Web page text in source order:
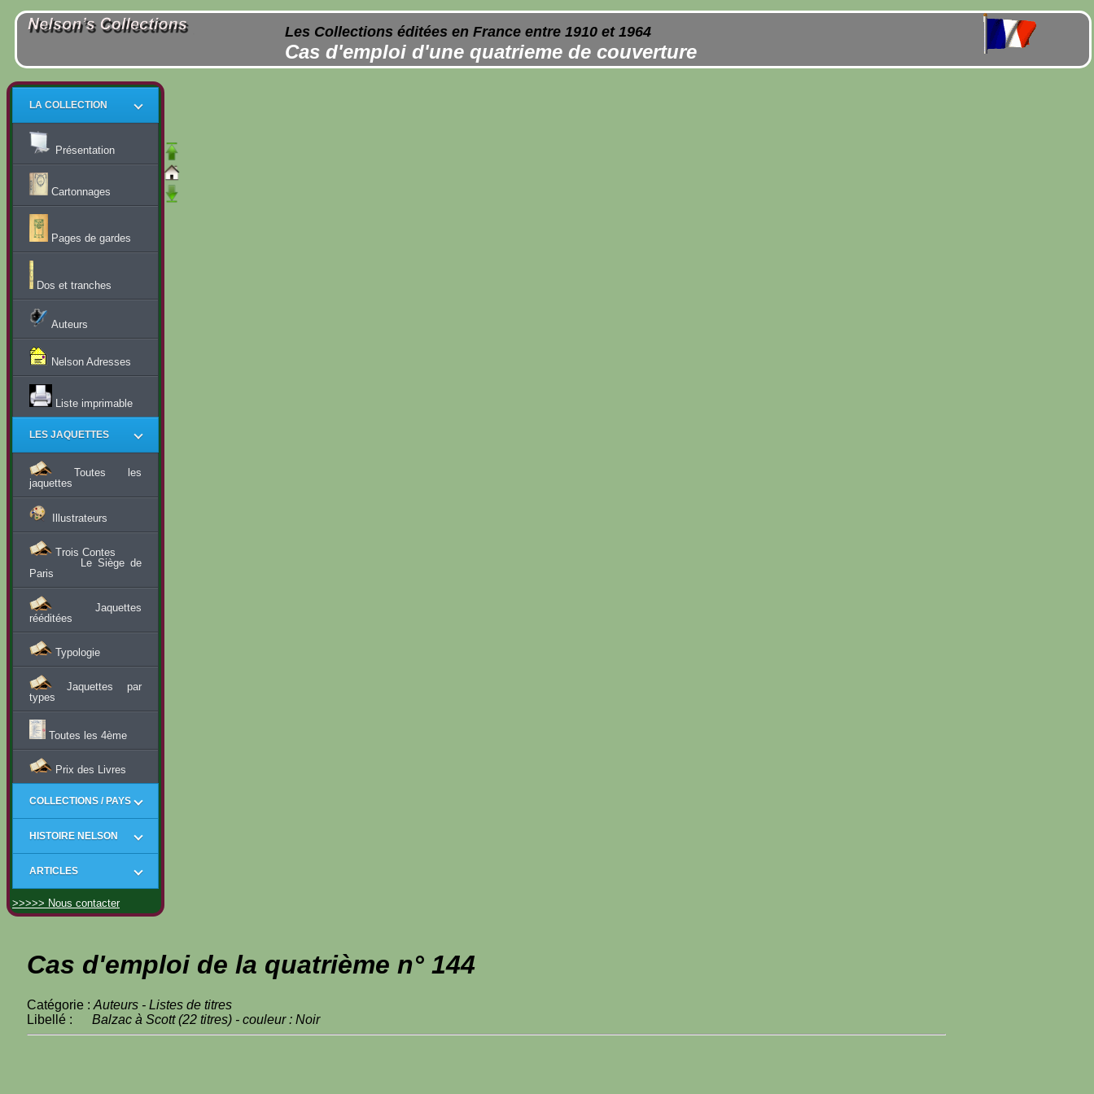
Les Collections éditées en France entre 1910 et 1964
Cas d'emploi d'une quatrieme de couverture
LA COLLECTION
Présentation
Cartonnages
Pages de gardes
Dos et tranches
Auteurs
Nelson Adresses
Liste imprimable
LES JAQUETTES
Toutes les
jaquettes
Illustrateurs
Trois Contes
Le Siège de
Paris
Jaquettes
rééditées
Typologie
Jaquettes par
types
Toutes les 4ème
Prix des Livres
COLLECTIONS / PAYS
HISTOIRE NELSON
ARTICLES
>>>>> Nous contacter
Cas d'emploi de la quatrième n° 144
Catégorie : Auteurs - Listes de titres
Libellé : Balzac à Scott (22 titres) - couleur : Noir